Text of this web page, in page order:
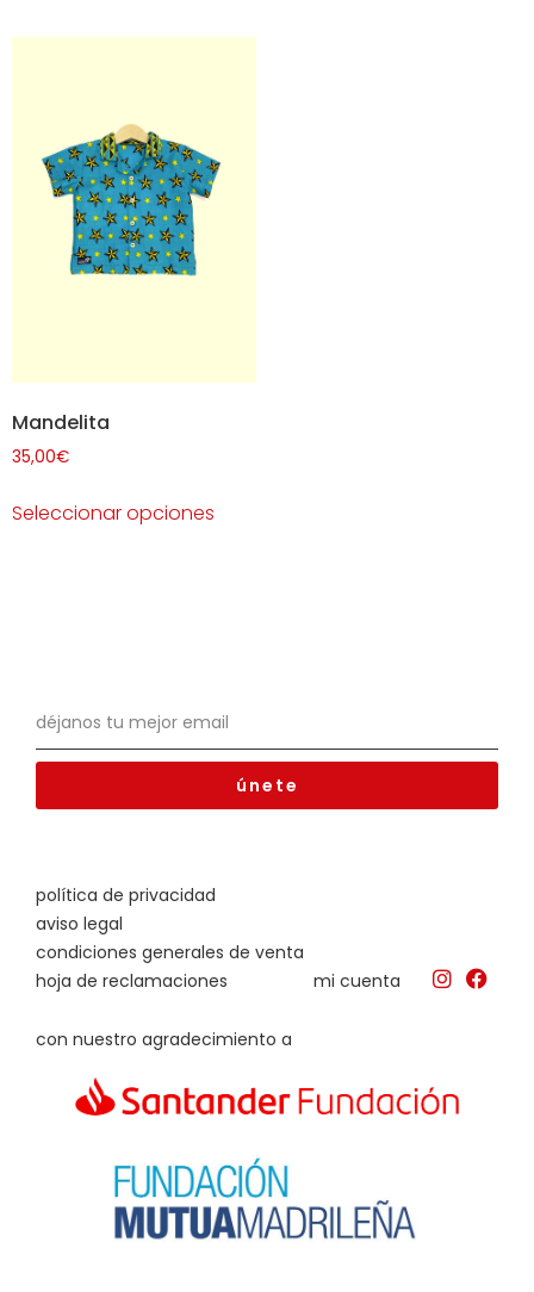
Mandelita
35,00€
Seleccionar opciones
con nuestro agradecimiento a
política de privacidad
aviso legal
condiciones generales de venta
hoja de reclamaciones
mi cuenta
únete